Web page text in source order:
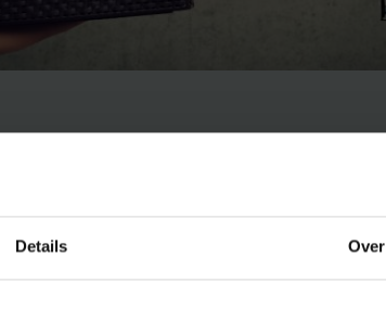
Details Over